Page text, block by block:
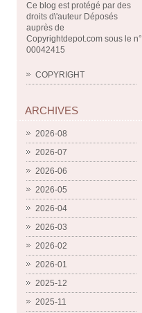
Ce blog est protégé par des
droits d\'auteur Déposés
auprès de
Copyrightdepot.com sous le n°
00042415
COPYRIGHT
ARCHIVES
2026-08
2026-07
2026-06
2026-05
2026-04
2026-03
2026-02
2026-01
2025-12
2025-11